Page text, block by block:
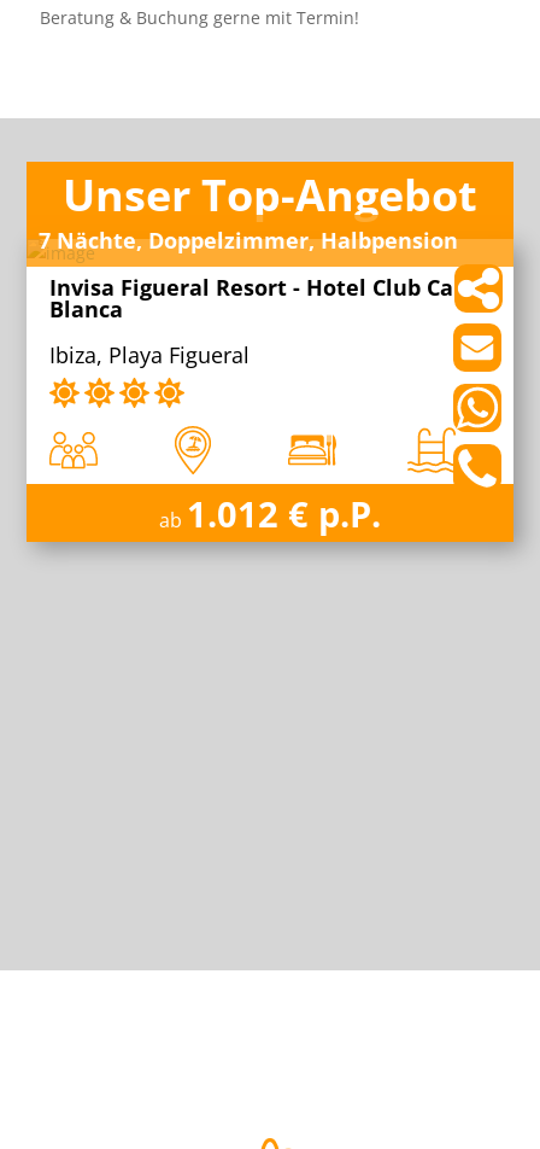
Beratung & Buchung gerne mit Termin!
Unser Top-Angebot
7 Nächte, Doppelzimmer, Halbpension
Invisa Figueral Resort - Hotel Club Cala
Blanca
Ibiza, Playa Figueral
ab 1.012 € p.P.